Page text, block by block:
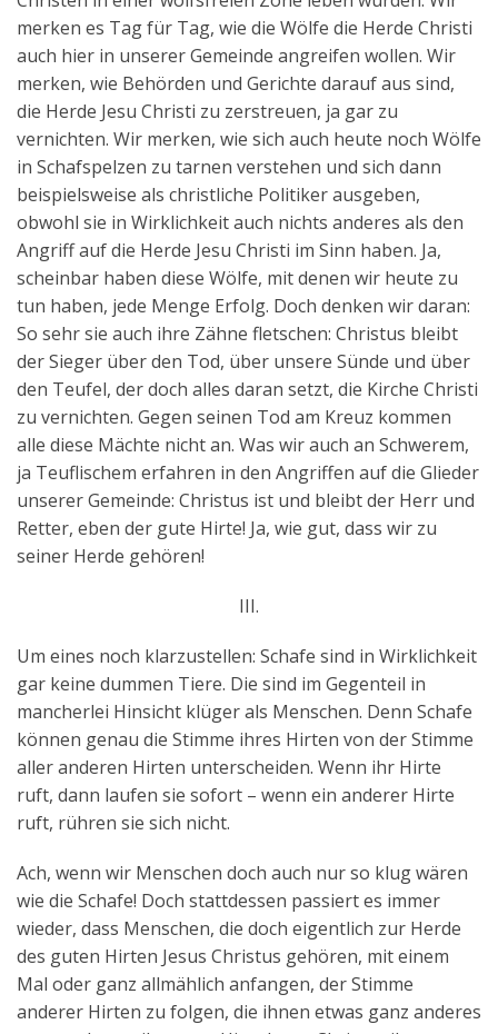
merken es Tag für Tag, wie die Wölfe die Herde Christi
auch hier in unserer Gemeinde angreifen wollen. Wir
merken, wie Behörden und Gerichte darauf aus sind,
die Herde Jesu Christi zu zerstreuen, ja gar zu
vernichten. Wir merken, wie sich auch heute noch Wölfe
in Schafspelzen zu tarnen verstehen und sich dann
beispielsweise als christliche Politiker ausgeben,
obwohl sie in Wirklichkeit auch nichts anderes als den
Angriff auf die Herde Jesu Christi im Sinn haben. Ja,
scheinbar haben diese Wölfe, mit denen wir heute zu
tun haben, jede Menge Erfolg. Doch denken wir daran:
So sehr sie auch ihre Zähne fletschen: Christus bleibt
der Sieger über den Tod, über unsere Sünde und über
den Teufel, der doch alles daran setzt, die Kirche Christi
zu vernichten. Gegen seinen Tod am Kreuz kommen
alle diese Mächte nicht an. Was wir auch an Schwerem,
ja Teuflischem erfahren in den Angriffen auf die Glieder
unserer Gemeinde: Christus ist und bleibt der Herr und
Retter, eben der gute Hirte! Ja, wie gut, dass wir zu
seiner Herde gehören!
III.
Um eines noch klarzustellen: Schafe sind in Wirklichkeit
gar keine dummen Tiere. Die sind im Gegenteil in
mancherlei Hinsicht klüger als Menschen. Denn Schafe
können genau die Stimme ihres Hirten von der Stimme
aller anderen Hirten unterscheiden. Wenn ihr Hirte
ruft, dann laufen sie sofort – wenn ein anderer Hirte
ruft, rühren sie sich nicht.
Ach, wenn wir Menschen doch auch nur so klug wären
wie die Schafe! Doch stattdessen passiert es immer
wieder, dass Menschen, die doch eigentlich zur Herde
des guten Hirten Jesus Christus gehören, mit einem
Mal oder ganz allmählich anfangen, der Stimme
anderer Hirten zu folgen, die ihnen etwas ganz anderes